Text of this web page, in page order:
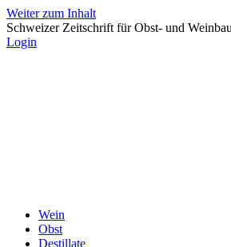
Weiter zum Inhalt
Schweizer Zeitschrift für Obst- und
Login
Wein
Obst
Destillate